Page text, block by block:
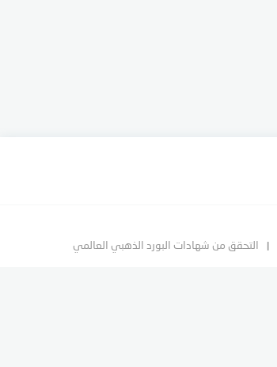
التحقق من شهادات البورد الذهبي العالمي